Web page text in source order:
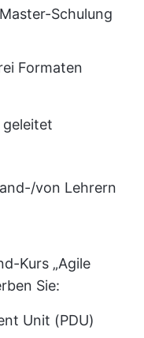
Schulung
Formaten
geleitet
von Lehrern
Kurs „Agile
Sie:
Unit (PDU)